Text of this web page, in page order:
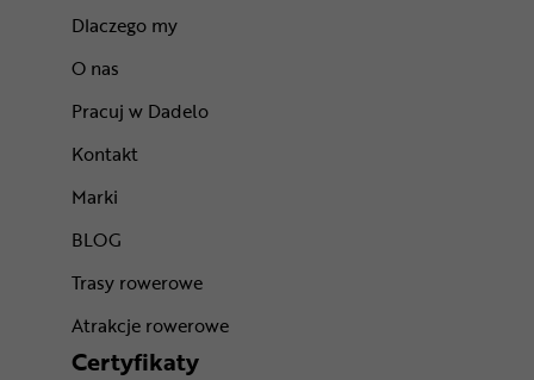
Dlaczego my
O nas
Pracuj w Dadelo
Kontakt
Marki
BLOG
Trasy rowerowe
Atrakcje rowerowe
Certyfikaty